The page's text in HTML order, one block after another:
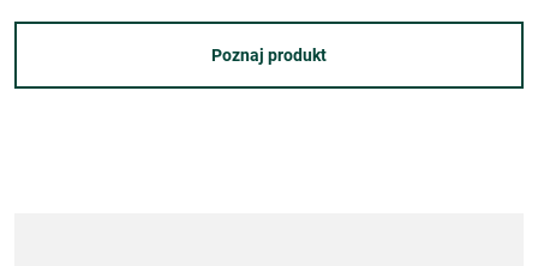
Poznaj produkt